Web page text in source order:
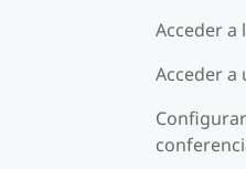
Acceder a
Acceder a